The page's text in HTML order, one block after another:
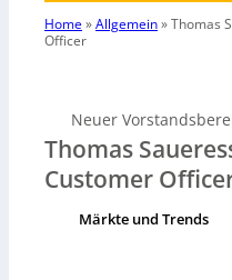
Home»Allgemein»Thomas
Officer
Neuer
Thomas
Customer
Märkte und Trends